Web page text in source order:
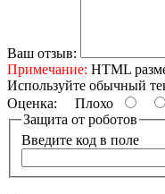
Ваш отзыв:
Примечание: HTML
Используйте обычный
Оценка: Плохо
Защита от роботов
Введите код в поле